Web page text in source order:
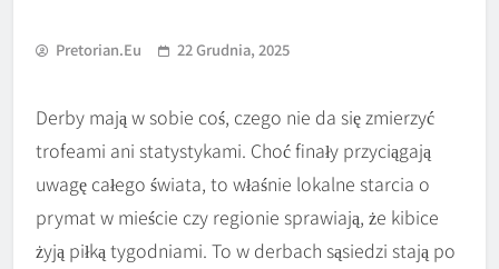
Pretorian.eu 22 Grudnia, 2025
Derby mają w sobie coś, czego nie da się zmierzyć
trofeami ani statystykami. Choć finały przyciągają
uwagę całego świata, to właśnie lokalne starcia o
prymat w mieście czy regionie sprawiają, że kibice
żyją piłką tygodniami. To w derbach sąsiedzi stają po